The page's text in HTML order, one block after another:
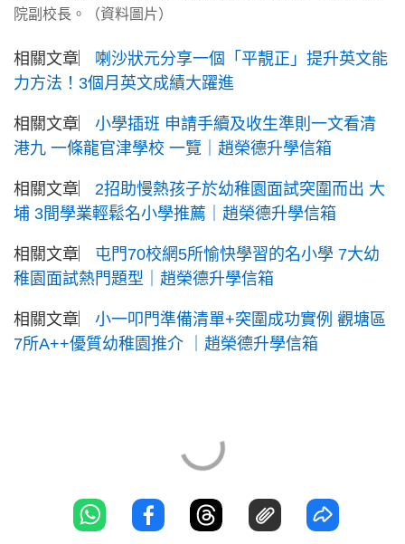
院副校長。（資料圖片）
相關文章︳ 喇沙狀元分享一個「平靚正」提升英文能
力方法！3個月英文成績大躍進
相關文章︳ 小學插班 申請手續及收生準則一文看清
港九 一條龍官津學校 一覽｜趙榮德升學信箱
相關文章︳ 2招助慢熱孩子於幼稚園面試突圍而出 大
埔 3間學業輕鬆名小學推薦｜趙榮德升學信箱
相關文章︳ 屯門70校網5所愉快學習的名小學 7大幼
稚園面試熱門題型｜趙榮德升學信箱
相關文章︳ 小一叩門準備清單+突圍成功實例 觀塘區
7所A++優質幼稚園推介 ｜趙榮德升學信箱